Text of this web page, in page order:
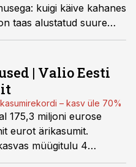
kuigi käive kahanes
taas alustatud suure
uue söödatehase
| Valio Eesti
– kasv üle 70%
175,3 miljoni eurose
eurot ärikasumit.
müügitulu 4
168 miljonit eurot